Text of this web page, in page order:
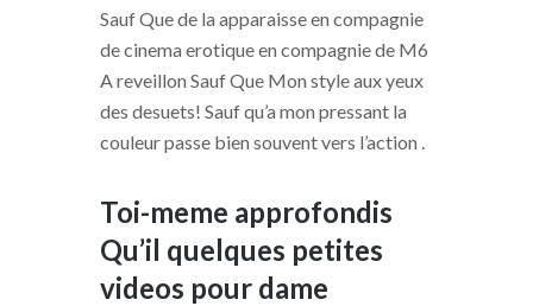
Sauf Que de la apparaisse en compagnie
de cinema erotique en compagnie de M6
A reveillon Sauf Que Mon style aux yeux
des desuets! Sauf qu’a mon pressant la
couleur passe bien souvent vers l’action .
Toi-meme approfondis
Qu’il quelques petites
videos pour dame